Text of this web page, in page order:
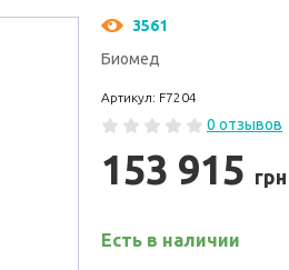
3561
Биомед
Артикул: F7204
0 отзывов
153 915 грн
Есть в наличии